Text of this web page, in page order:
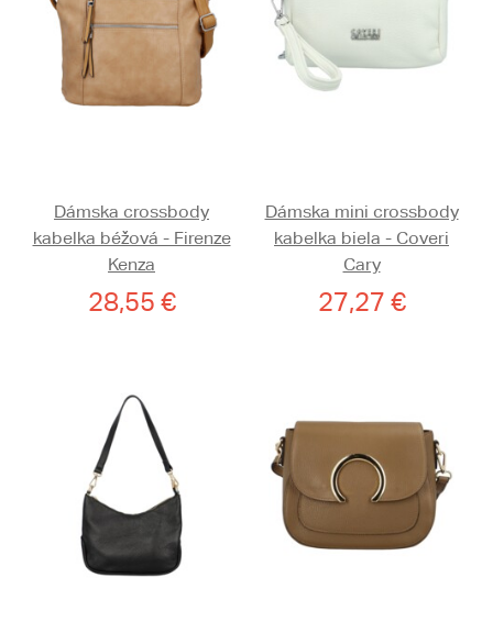
Dámska crossbody
kabelka béžová - Firenze
Kenza
28,55 €
Dámska mini crossbody
kabelka biela - Coveri
Cary
27,27 €